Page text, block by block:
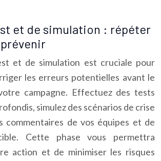
et de simulation : répéter
et de simulation est cruciale pour
les erreurs potentielles avant le
campagne. Effectuez des tests
simulez des scénarios de crise
commentaires de vos équipes et de
Cette phase vous permettra
action et de minimiser les risques